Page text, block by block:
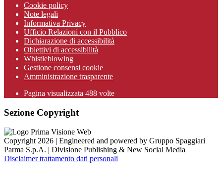
Cookie policy
Note legali
Informativa Privacy
Ufficio Relazioni con il Pubblico
Dichiarazione di accessibilità
Obiettivi di accessibilità
Whistleblowing
Gestione consensi cookie
Amministrazione trasparente
Pagina visualizzata 488 volte
Sezione Copyright
Copyright 2026 | Engineered and powered by Gruppo Spaggiari
Parma S.p.A. | Divisione Publishing & New Social Media
Disclaimer trattamento dati personali